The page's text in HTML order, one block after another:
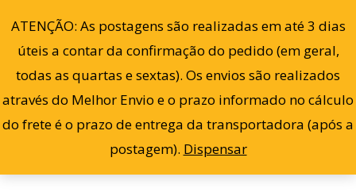
ATENÇÃO: As postagens são realizadas em até 3 dias
úteis a contar da confirmação do pedido (em geral,
todas as quartas e sextas). Os envios são realizados
através do Melhor Envio e o prazo informado no cálculo
do frete é o prazo de entrega da transportadora (após a
postagem). Dispensar
para
conteúdo
0
Filter Mostrando todos os 2 resultados